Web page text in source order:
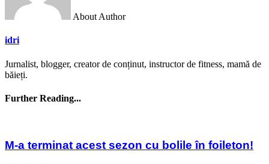
About Author
idri
Jurnalist, blogger, creator de conținut, instructor de fitness, mamă de
băieți.
Further Reading...
M-a terminat acest sezon cu bolile în foileton!